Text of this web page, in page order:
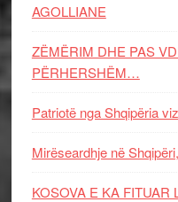
AGOLLIANE
ZËMËRIM DHE PAS
PËRHERSHËM…
Patriotë nga Shqipëria
Mirëseardhje në
KOSOVA E KA